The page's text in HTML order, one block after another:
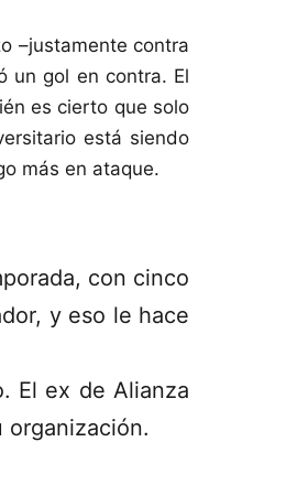
–justamente contra
un gol en contra. El
es cierto que solo
está siendo
más en ataque.
con cinco
y eso le hace
El ex de Alianza
organización.